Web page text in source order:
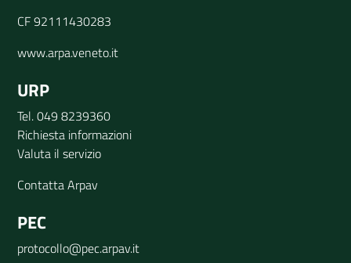
CF 92111430283
www.arpa.veneto.it
URP
Tel. 049 8239360
Richiesta informazioni
Valuta il servizio
Contatta Arpav
PEC
protocollo@pec.arpav.it